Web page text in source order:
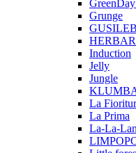
Grunge
Induction
Jelly
Jungle
La
La Prima
La-La-